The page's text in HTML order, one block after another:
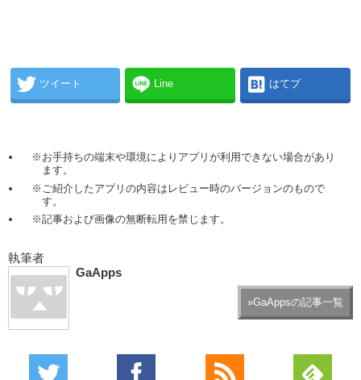
ツイート Line はてブ
※お手持ちの端末や環境によりアプリが利用できない場合があり
ます。
※ご紹介したアプリの内容はレビュー時のバージョンのもので
す。
※記事および画像の無断転用を禁じます。
執筆者
GaApps
»GaAppsの記事一覧